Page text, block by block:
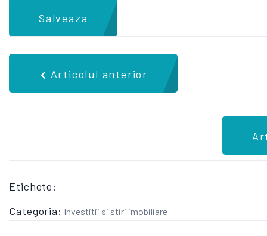
Salveaza
Articolul anterior
Etichete:
Categoria: Investitii si stiri imobiliare